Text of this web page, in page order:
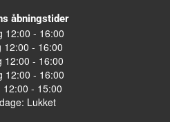
åbningstider
12:00 - 16:00
12:00 - 16:00
12:00 - 16:00
12:00 - 16:00
12:00 - 15:00
Lukket